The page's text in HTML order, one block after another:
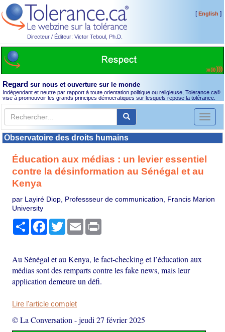
Directeur / Éditeur: Victor Teboul, Ph.D.
[English ]
Regard sur nous et ouverture sur le monde
Indépendant et neutre par rapport à toute orientation politique ou religieuse, Tolerance.ca®
vise à promouvoir les grands principes démocratiques sur lesquels repose la tolérance.
Toggle
Observatoire des droits humains
Éducation aux médias : un levier essentiel
contre la désinformation au Sénégal et au
Kenya
par Layiré Diop, Professseur de communication, Francis Marion
University
PartagerFacebook
TwitterEmail
Au Sénégal et au Kenya, le fact-checking et l’éducation aux
médias sont des remparts contre les fake news, mais leur
application demeure un défi.
Lire l'article complet
© La Conversation -jeudi 27 février 2025